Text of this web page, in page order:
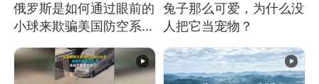
俄罗斯是如何通过眼前的
小球来欺骗美国防空系统
的
兔子那么可爱，为什么没
人把它当宠物？